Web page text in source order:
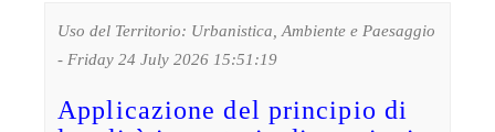
Uso del Territorio: Urbanistica, Ambiente e Paesaggio
- Friday 24 July 2026 15:51:19
Applicazione del principio di